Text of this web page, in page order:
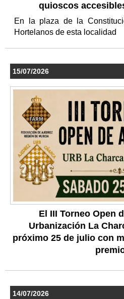
quioscos
En la plaza de la
Hortelanos de esta localidad
15/07/2026
El III Torneo Open
Urbanización La
próximo 25 de julio con
14/07/2026